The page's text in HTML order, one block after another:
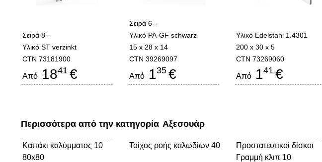
Σειρά 8--
Υλικό ST verzinkt
CTN 73181900
Από 1841 €
Σειρά 6--
Υλικό PA-GF schwarz
15 x 28 x 14
CTN 39269097
Από 135 €
Υλικό Edelstahl 1.4301
200 x 30 x 5
CTN 73269060
Από 141 €
Περισσότερα από την κατηγορία Αξεσουάρ
Καπάκι καλύμματος 10
80x80
- Τοίχος ροής καλωδίων 40
-
Προστατευτικοί δίσκοι
Γραμμή κλιπ 10
-